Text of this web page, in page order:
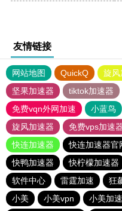
友情链接
网站地图 QuickQ 旋风
坚果加速器
tiktok加速器
免费vqn外网加速
小蓝鸟
旋风加速器
免费vps加速
快连加速器
快连加速器官
快鸭加速器
快柠檬加速器
软件中心
雷霆加速 狂
小美
小美vpn 小美加